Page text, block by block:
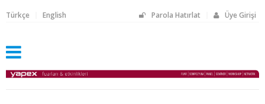
Parola Hatırlat Üye Girişi
Türkçe English